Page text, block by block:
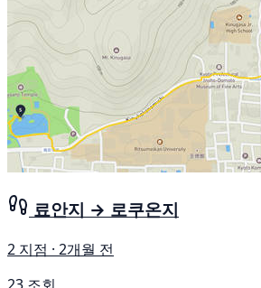
료안지 → 로쿠온지
2 지점 · 2개월 전